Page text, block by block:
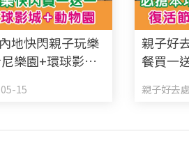
地快閃親子玩樂
樂園+環球影城
15
親子好
餐買一
親子好去